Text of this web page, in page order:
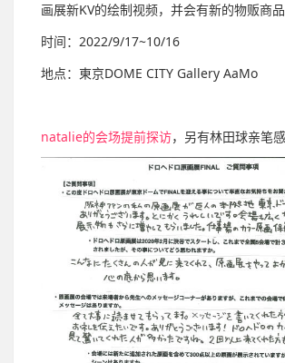
画展新KV的绘制视频，并会有新的物贩商品
时间：2022/9/17~10/16
地点：東京DOME CITY Gallery AaMo
natalie的会场提前探访，另有林田球亲笔